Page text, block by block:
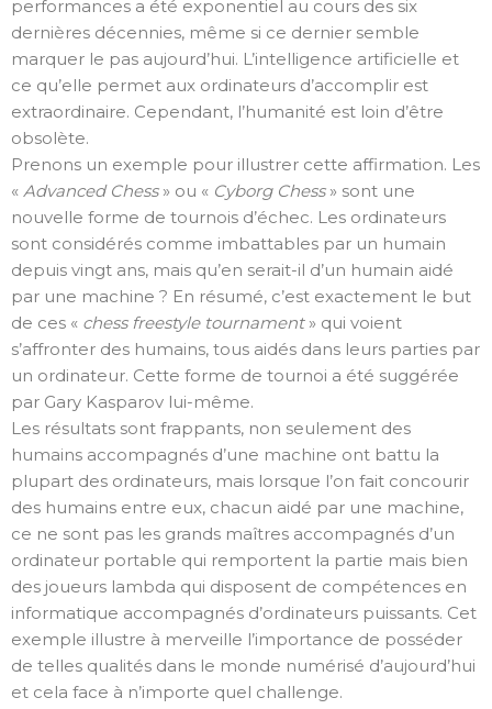
performances a été exponentiel au cours des six
dernières décennies, même si ce dernier semble
marquer le pas aujourd’hui. L’intelligence artificielle et
ce qu’elle permet aux ordinateurs d’accomplir est
extraordinaire. Cependant, l’humanité est loin d’être
obsolète.
Prenons un exemple pour illustrer cette affirmation. Les
« Advanced Chess» ou « Cyborg Chess» sont une
nouvelle forme de tournois d’échec. Les ordinateurs
sont considérés comme imbattables par un humain
depuis vingt ans, mais qu’en serait-il d’un humain aidé
par une machine ? En résumé, c’est exactement le but
de ces « chess freestyle tournament» qui voient
s’affronter des humains, tous aidés dans leurs parties par
un ordinateur. Cette forme de tournoi a été suggérée
par Gary Kasparov lui-même.
Les résultats sont frappants, non seulement des
humains accompagnés d’une machine ont battu la
plupart des ordinateurs, mais lorsque l’on fait concourir
des humains entre eux, chacun aidé par une machine,
ce ne sont pas les grands maîtres accompagnés d’un
ordinateur portable qui remportent la partie mais bien
des joueurs lambda qui disposent de compétences en
informatique accompagnés d’ordinateurs puissants. Cet
exemple illustre à merveille l’importance de posséder
de telles qualités dans le monde numérisé d’aujourd’hui
et cela face à n’importe quel challenge.